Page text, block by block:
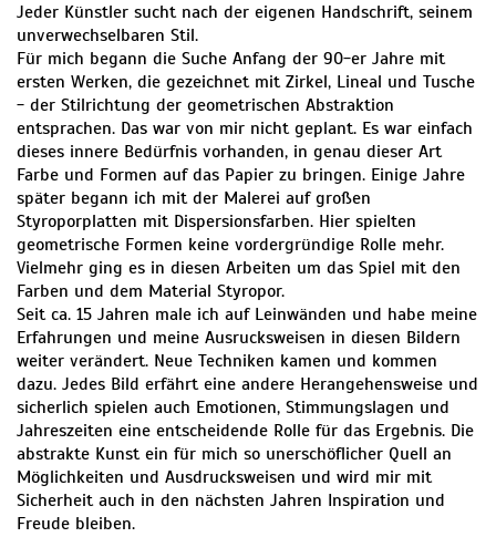
Jeder Künstler sucht nach der eigenen Handschrift, seinem
unverwechselbaren Stil.
Für mich begann die Suche Anfang der 90-er Jahre mit
ersten Werken, die gezeichnet mit Zirkel, Lineal und Tusche
- der Stilrichtung der geometrischen Abstraktion
entsprachen. Das war von mir nicht geplant. Es war einfach
dieses innere Bedürfnis vorhanden, in genau dieser Art
Farbe und Formen auf das Papier zu bringen. Einige Jahre
später begann ich mit der Malerei auf großen
Styroporplatten mit Dispersionsfarben. Hier spielten
geometrische Formen keine vordergründige Rolle mehr.
Vielmehr ging es in diesen Arbeiten um das Spiel mit den
Farben und dem Material Styropor.
Seit ca. 15 Jahren male ich auf Leinwänden und habe meine
Erfahrungen und meine Ausrucksweisen in diesen Bildern
weiter verändert. Neue Techniken kamen und kommen
dazu. Jedes Bild erfährt eine andere Herangehensweise und
sicherlich spielen auch Emotionen, Stimmungslagen und
Jahreszeiten eine entscheidende Rolle für das Ergebnis. Die
abstrakte Kunst ein für mich so unerschöflicher Quell an
Möglichkeiten und Ausdrucksweisen und wird mir mit
Sicherheit auch in den nächsten Jahren Inspiration und
Freude bleiben.